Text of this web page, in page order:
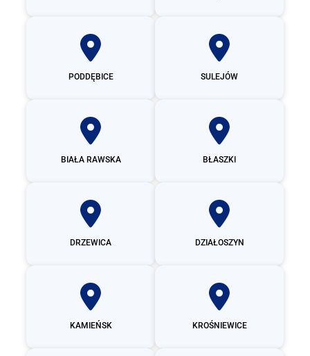
PODDĘBICE SULEJÓW
BIAŁA RAWSKA BŁASZKI
DRZEWICA DZIAŁOSZYN
KAMIEŃSK KROŚNIEWICE